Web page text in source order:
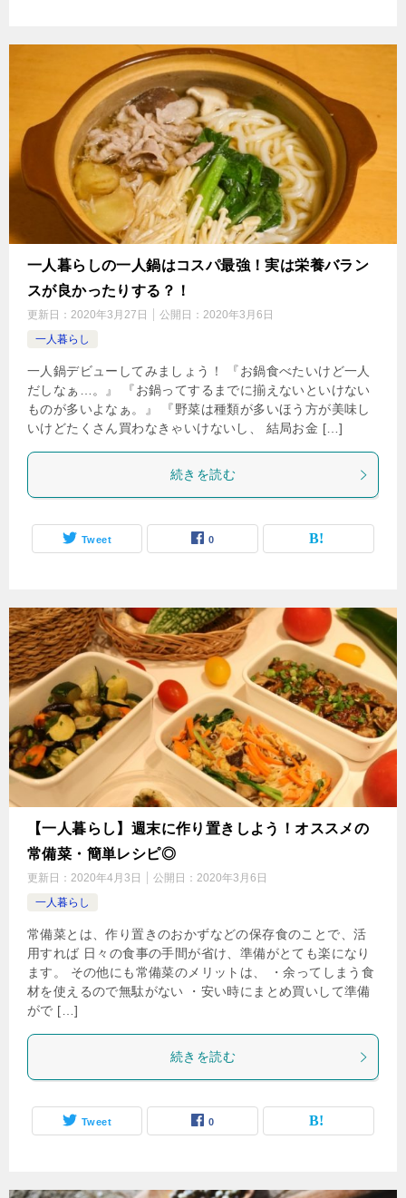
一人暮らしの一人鍋はコスパ最強！実は栄養バラン
スが良かったりする？！
更新日： 2020年3月27日 公開日： 2020年3月6日
一人暮らし
一人鍋デビューしてみましょう！ 『お鍋食べたいけど一人
だしなぁ…。』 『お鍋ってするまでに揃えないといけない
ものが多いよなぁ。』 『野菜は種類が多いほう方が美味し
いけどたくさん買わなきゃいけないし、 結局お金 […]
続きを読む
Tweet 0
【一人暮らし】週末に作り置きしよう！オススメの
常備菜・簡単レシピ◎
更新日： 2020年4月3日 公開日： 2020年3月6日
一人暮らし
常備菜とは、作り置きのおかずなどの保存食のことで、活
用すれば 日々の食事の手間が省け、準備がとても楽になり
ます。 その他にも常備菜のメリットは、 ・余ってしまう食
材を使えるので無駄がない ・安い時にまとめ買いして準備
がで […]
続きを読む
Tweet 0